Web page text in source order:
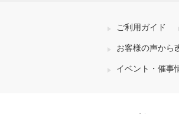
ご利用ガイド
お客様の声から
イベント・催事